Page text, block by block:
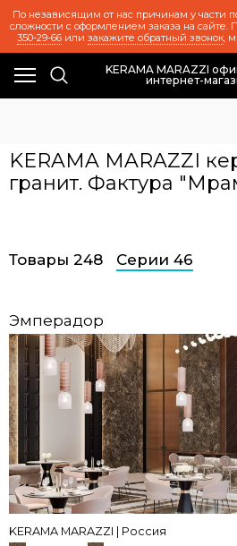
По независящим от нас причинам у части
сложности с оформлением заказа на сайте.
350-29-66или закажите обратный звонок,
KERAMA MARAZZI
интернет-
KERAMA MARAZZI
гранит. Фактура
Товары 248 Серии 46
Эмперадор
KERAMA MARAZZI | Россия